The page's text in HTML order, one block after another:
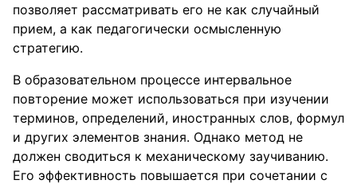
позволяет рассматривать его не как случайный
прием, а как педагогически осмысленную
стратегию.
В образовательном процессе интервальное
повторение может использоваться при изучении
терминов, определений, иностранных слов, формул
и других элементов знания. Однако метод не
должен сводиться к механическому заучиванию.
Его эффективность повышается при сочетании с